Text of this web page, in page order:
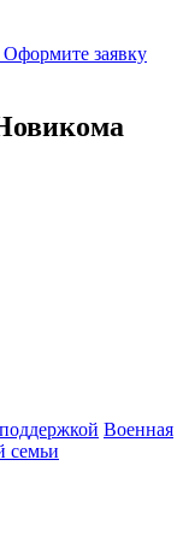
Оформите заявку
Военная
семьи